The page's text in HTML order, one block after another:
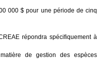
000 $ pour une période de cinq
répondra spécifiquement à
de gestion des espèces